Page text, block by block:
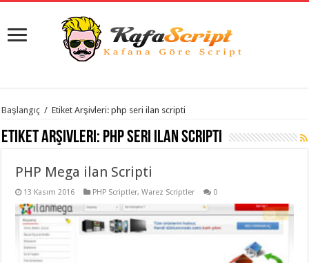
istanbul
evden
eve
organizasyon,
evden
taşımacılık,
evden
taşımacılık
gaziantep
Başlangıç / Etiket Arşivleri: php seri ilan scripti
Etiket Arşivleri: php seri ilan scripti
PHP Mega ilan Scripti
13 Kasım 2016 PHP Scriptler,Warez Scriptler 0